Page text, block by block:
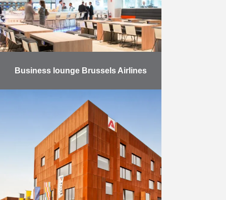
Meer
Business lounge Brussels Airlines
maatmeubilair voor de nieuwe
business lounge van Brussels
Airlines.
Meer